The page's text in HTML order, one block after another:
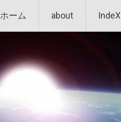
to
ホーム about IndeX